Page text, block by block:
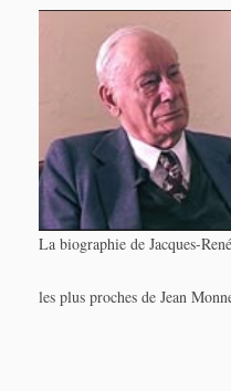
La biographie de Jacques-
les plus proches de Jean